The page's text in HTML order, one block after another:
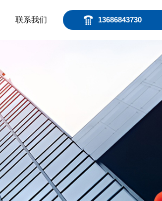
13686843730
联系我们